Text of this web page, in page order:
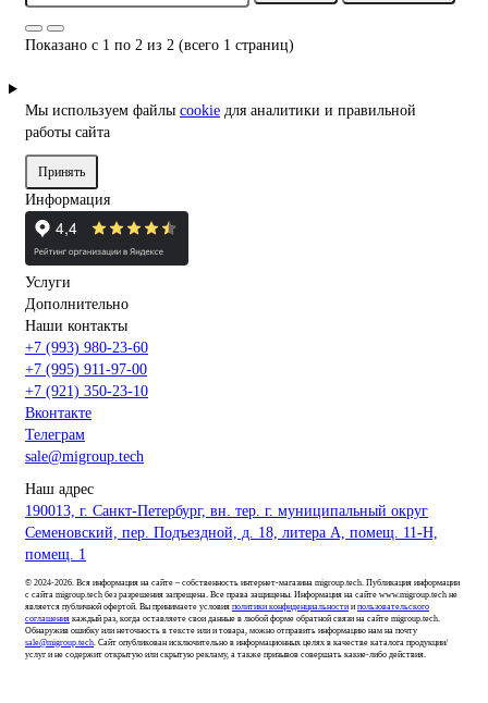
Показано с 1 по 2 из 2 (всего 1 страниц)
Мы используем файлы cookie для аналитики и правильной
работы сайта
Принять
Информация
Услуги
Дополнительно
Наши контакты
+7 (993) 980-23-60
+7 (995) 911-97-00
+7 (921) 350-23-10
Вконтакте
Телеграм
sale@migroup.tech
Наш адрес
190013, г. Санкт-Петербург, вн. тер. г. муниципальный округ
Семеновский, пер. Подъездной, д. 18, литера А, помещ. 11-Н,
помещ. 1
© 2024-2026. Вся информация на сайте – собственность интернет-магазина migroup.tech. Публикация информации
с сайта migroup.tech без разрешения запрещена. Все права защищены. Информация на сайте www.migroup.tech не
является публичной офертой. Вы принимаете условия политики конфиденциальности и пользовательского
соглашения каждый раз, когда оставляете свои данные в любой форме обратной связи на сайте migroup.tech.
Обнаружив ошибку или неточность в тексте или и товара, можно отправить информацию нам на почту
sale@migroup.tech. Сайт опубликован исключительно в информационных целях в качестве каталога продукции/
услуг и не содержит открытую или скрытую рекламу, а также призывов совершать какие-либо действия.